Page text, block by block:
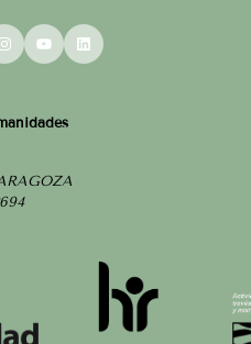
Instagram
YouTubeLinkedIn